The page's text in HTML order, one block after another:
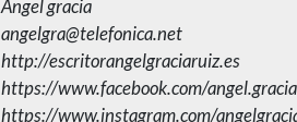
Ángel gracia
angelgra@telefonica.net
http://escritorangelgraciaruiz.es
https://www.facebook.com/
https://www.instagram.com/